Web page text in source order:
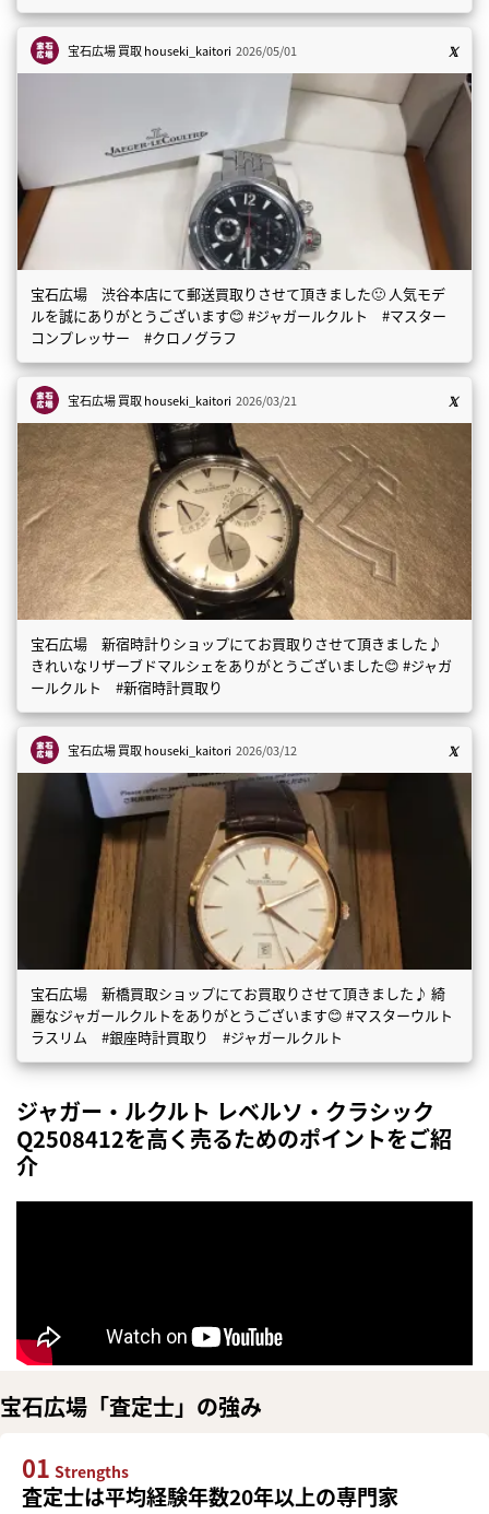
宝石広場 買取houseki_kaitori 2026/05/01
宝石広場 渋谷本店にて郵送買取りさせて頂きました🙂 人気モデ
ルを誠にありがとうございます😊 #ジャガールクルト #マスター
コンプレッサー #クロノグラフ
宝石広場 買取houseki_kaitori 2026/03/21
宝石広場 新宿時計りショップにてお買取りさせて頂きました♪
きれいなリザーブドマルシェをありがとうございました😊 #ジャガ
ールクルト #新宿時計買取り
宝石広場 買取houseki_kaitori 2026/03/12
宝石広場 新橋買取ショップにてお買取りさせて頂きました♪ 綺
麗なジャガールクルトをありがとうございます😊 #マスターウルト
ラスリム #銀座時計買取り #ジャガールクルト
ジャガー・ルクルト レベルソ・クラシック
Q2508412を高く売るためのポイントをご紹
介
宝石広場「査定士」の強み
01 Strengths
査定士は平均経験年数20年以上の専門家